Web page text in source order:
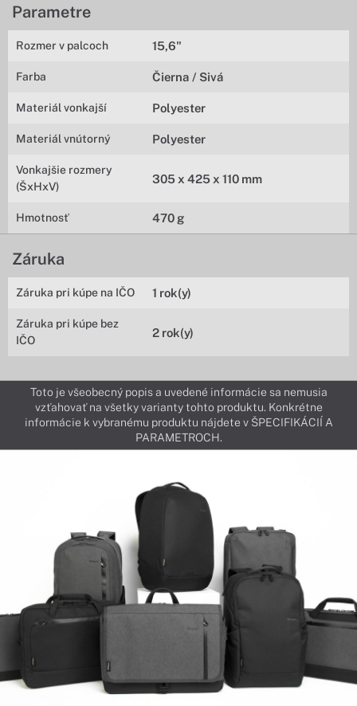
Parametre
Rozmer v palcoch 15,6"
Farba Čierna / Sivá
Materiál vonkajší Polyester
Materiál vnútorný Polyester
Vonkajšie rozmery
(ŠxHxV)
305 x 425 x 110 mm
Hmotnosť 470 g
Záruka
Záruka pri kúpe na IČO 1 rok(y)
Záruka pri kúpe bez
IČO
2 rok(y)
Toto je všeobecný popis a uvedené informácie sa nemusia
vzťahovať na všetky varianty tohto produktu. Konkrétne
informácie k vybranému produktu nájdete v ŠPECIFIKÁCIÍ A
PARAMETROCH.